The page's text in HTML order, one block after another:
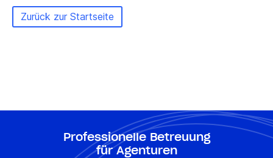
Zurück zur Startseite
Professionelle Betreuung
für Agenturen